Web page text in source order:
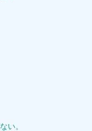
い。